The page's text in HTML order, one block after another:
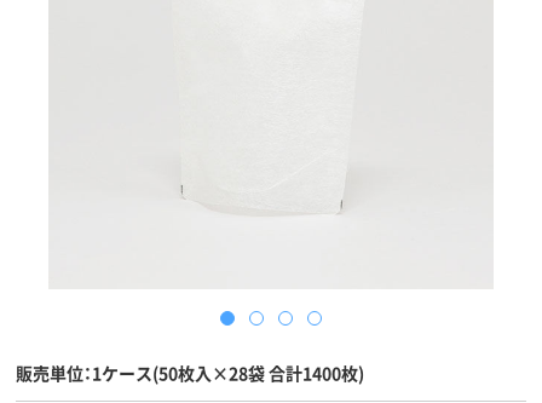
販売単位：1ケース(50枚入×28袋 合計1400枚)